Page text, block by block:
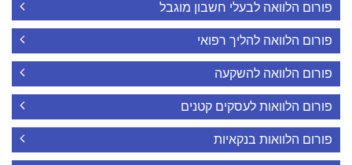
פורום הלוואה לבעלי חשבון מוגבל
פורום הלוואה להליך רפואי
פורום הלוואה להשקעה
פורום הלוואות לעסקים קטנים
פורום הלוואות בנקאיות